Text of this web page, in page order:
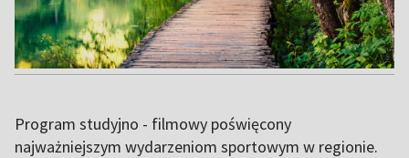
Program studyjno - filmowy poświęcony
najważniejszym wydarzeniom sportowym w regionie.